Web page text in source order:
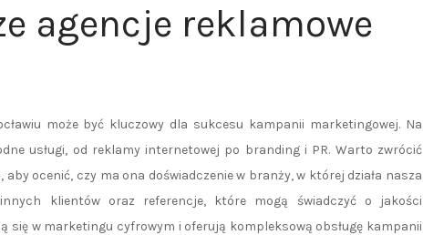
agencje reklamowe
może być kluczowy dla sukcesu kampanii marketingowej. Na
usługi, od reklamy internetowej po branding i PR. Warto zwrócić
ocenić, czy ma ona doświadczenie w branży, w której działa nasza
klientów oraz referencje, które mogą świadczyć o jakości
się w marketingu cyfrowym i oferują kompleksową obsługę kampanii